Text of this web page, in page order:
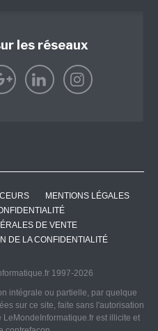
les réseaux
MENTIONS LÉGALES
DE VENTE
DE LA CONFIDENTIALITÉ
1997-2026
intégrale ou partielle, par quelque
sur ce site, faite sans l'autorisation
est illicite et